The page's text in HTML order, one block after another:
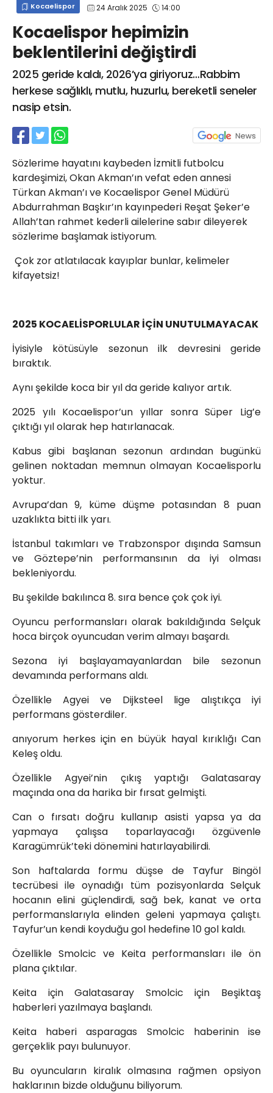
Kocaelispor 24 Aralık 2025 14:00
Kocaelispor hepimizin
beklentilerini değiştirdi
2025 geride kaldı, 2026’ya giriyoruz…Rabbim
herkese sağlıklı, mutlu, huzurlu, bereketli seneler
nasip etsin.
Sözlerime hayatını kaybeden İzmitli futbolcu
kardeşimizi, Okan Akman’ın vefat eden annesi
Türkan Akman’ı ve Kocaelispor Genel Müdürü
Abdurrahman Başkır’ın kayınpederi Reşat Şeker’e
Allah’tan rahmet kederli ailelerine sabır dileyerek
sözlerime başlamak istiyorum.
Çok zor atlatılacak kayıplar bunlar, kelimeler
kifayetsiz!
2025 KOCAELİSPORLULAR İÇİN UNUTULMAYACAK
İyisiyle kötüsüyle sezonun ilk devresini geride
bıraktık.
Aynı şekilde koca bir yıl da geride kalıyor artık.
2025 yılı Kocaelispor’un yıllar sonra Süper Lig’e
çıktığı yıl olarak hep hatırlanacak.
Kabus gibi başlanan sezonun ardından bugünkü
gelinen noktadan memnun olmayan Kocaelisporlu
yoktur.
Avrupa’dan 9, küme düşme potasından 8 puan
uzaklıkta bitti ilk yarı.
İstanbul takımları ve Trabzonspor dışında Samsun
ve Göztepe’nin performansının da iyi olması
bekleniyordu.
Bu şekilde bakılınca 8. sıra bence çok çok iyi.
Oyuncu performansları olarak bakıldığında Selçuk
hoca birçok oyuncudan verim almayı başardı.
Sezona iyi başlayamayanlardan bile sezonun
devamında performans aldı.
Özellikle Agyei ve Dijksteel lige alıştıkça iyi
performans gösterdiler.
anıyorum herkes için en büyük hayal kırıklığı Can
Keleş oldu.
Özellikle Agyei’nin çıkış yaptığı Galatasaray
maçında ona da harika bir fırsat gelmişti.
Can o fırsatı doğru kullanıp asisti yapsa ya da
yapmaya çalışsa toparlayacağı özgüvenle
Karagümrük’teki dönemini hatırlayabilirdi.
Son haftalarda formu düşse de Tayfur Bingöl
tecrübesi ile oynadığı tüm pozisyonlarda Selçuk
hocanın elini güçlendirdi, sağ bek, kanat ve orta
performanslarıyla elinden geleni yapmaya çalıştı.
Tayfur’un kendi koyduğu gol hedefine 10 gol kaldı.
Özellikle Smolcic ve Keita performansları ile ön
plana çıktılar.
Keita için Galatasaray Smolcic için Beşiktaş
haberleri yazılmaya başlandı.
Keita haberi asparagas Smolcic haberinin ise
gerçeklik payı bulunuyor.
Bu oyuncuların kiralık olmasına rağmen opsiyon
haklarının bizde olduğunu biliyorum.
info@spor41.com